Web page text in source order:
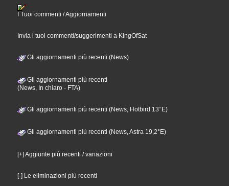
I Tuoi commenti / Aggiornamenti
Invia i tuoi commenti/suggerimenti a KingOfSat
Gli aggiornamenti più recenti (News)
Gli aggiornamenti più recenti
(News, In chiaro - FTA)
Gli aggiornamenti più recenti (News, Hotbird 13°E)
Gli aggiornamenti più recenti (News, Astra 19,2°E)
[+] Aggiunte più recenti / variazioni
[-] Le eliminazioni più recenti